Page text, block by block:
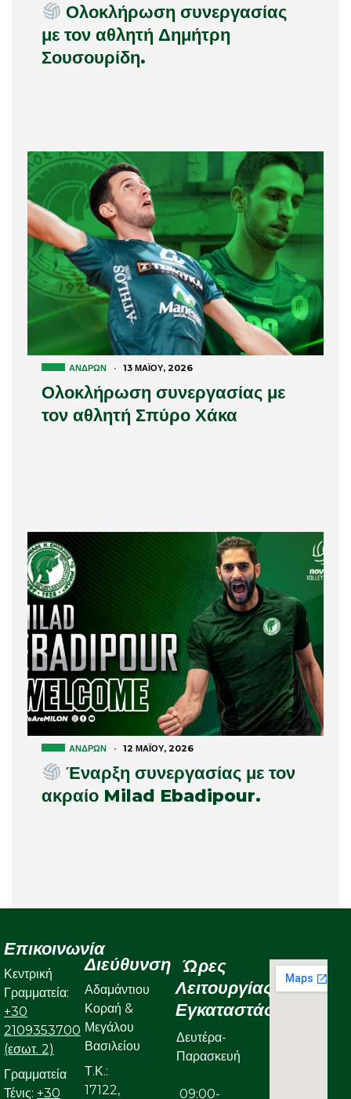
Ολοκλήρωση συνεργασίας
με τον αθλητή Δημήτρη
Σουσουρίδη.
ΑΝΔΡΏΝ · 13 ΜΑΪ́ΟΥ, 2026
Ολοκλήρωση συνεργασίας με
τον αθλητή Σπύρο Χάκα
ΑΝΔΡΏΝ · 12 ΜΑΪ́ΟΥ, 2026
Έναρξη συνεργασίας με τον
ακραίο Milad Ebadipour.
Επικοινωνία
Κεντρική
Γραμματεία:
+30
2109353700
(εσωτ. 2)
Γραμματεία
Τένις: +30
Διεύθυνση
Αδαμάντιου
Κοραή &
Μεγάλου
Βασιλείου
Τ.Κ.:
17122,
Ώρες
Λειτουργίας
Εγκαταστάσεων
Δευτέρα-
Παρασκευή
09:00-